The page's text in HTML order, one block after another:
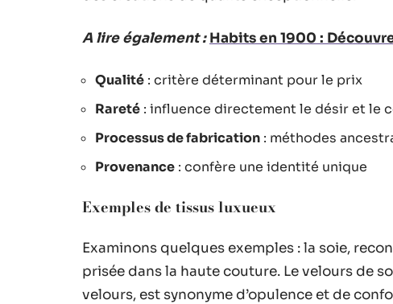
A lire également : Habits en 1900 :
Qualité : critère déterminant pour le prix
Rareté : influence directement le désir et le
Processus de fabrication : méthodes
Provenance : confère une identité unique
Exemples de tissus luxueux
Examinons quelques exemples : la soie,
prisée dans la haute couture. Le velours de
velours, est synonyme d’opulence et de